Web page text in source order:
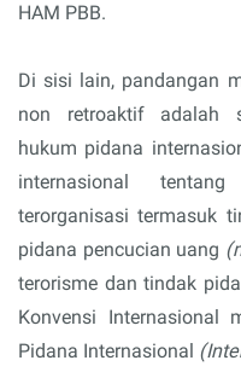
HAM PBB.
Di sisi lain, pandangan
non retroaktif adalah
hukum pidana
internasional
terorganisasi termasuk
pidana pencucian uang
terorisme dan tindak
Konvensi Internasional
Pidana Internasional